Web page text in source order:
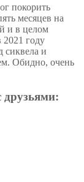
покорить
месяцев на
и в целом
2021 году
сиквела и
Обидно, очень
друзьями: